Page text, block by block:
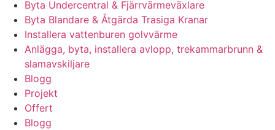
Byta Undercentral & Fjärrvärmeväxlare
Byta Blandare & Åtgärda Trasiga Kranar
Installera vattenburen golvvärme
Anlägga, byta, installera avlopp, trekammarbrunn &
slamavskiljare
Blogg
Projekt
Offert
Blogg